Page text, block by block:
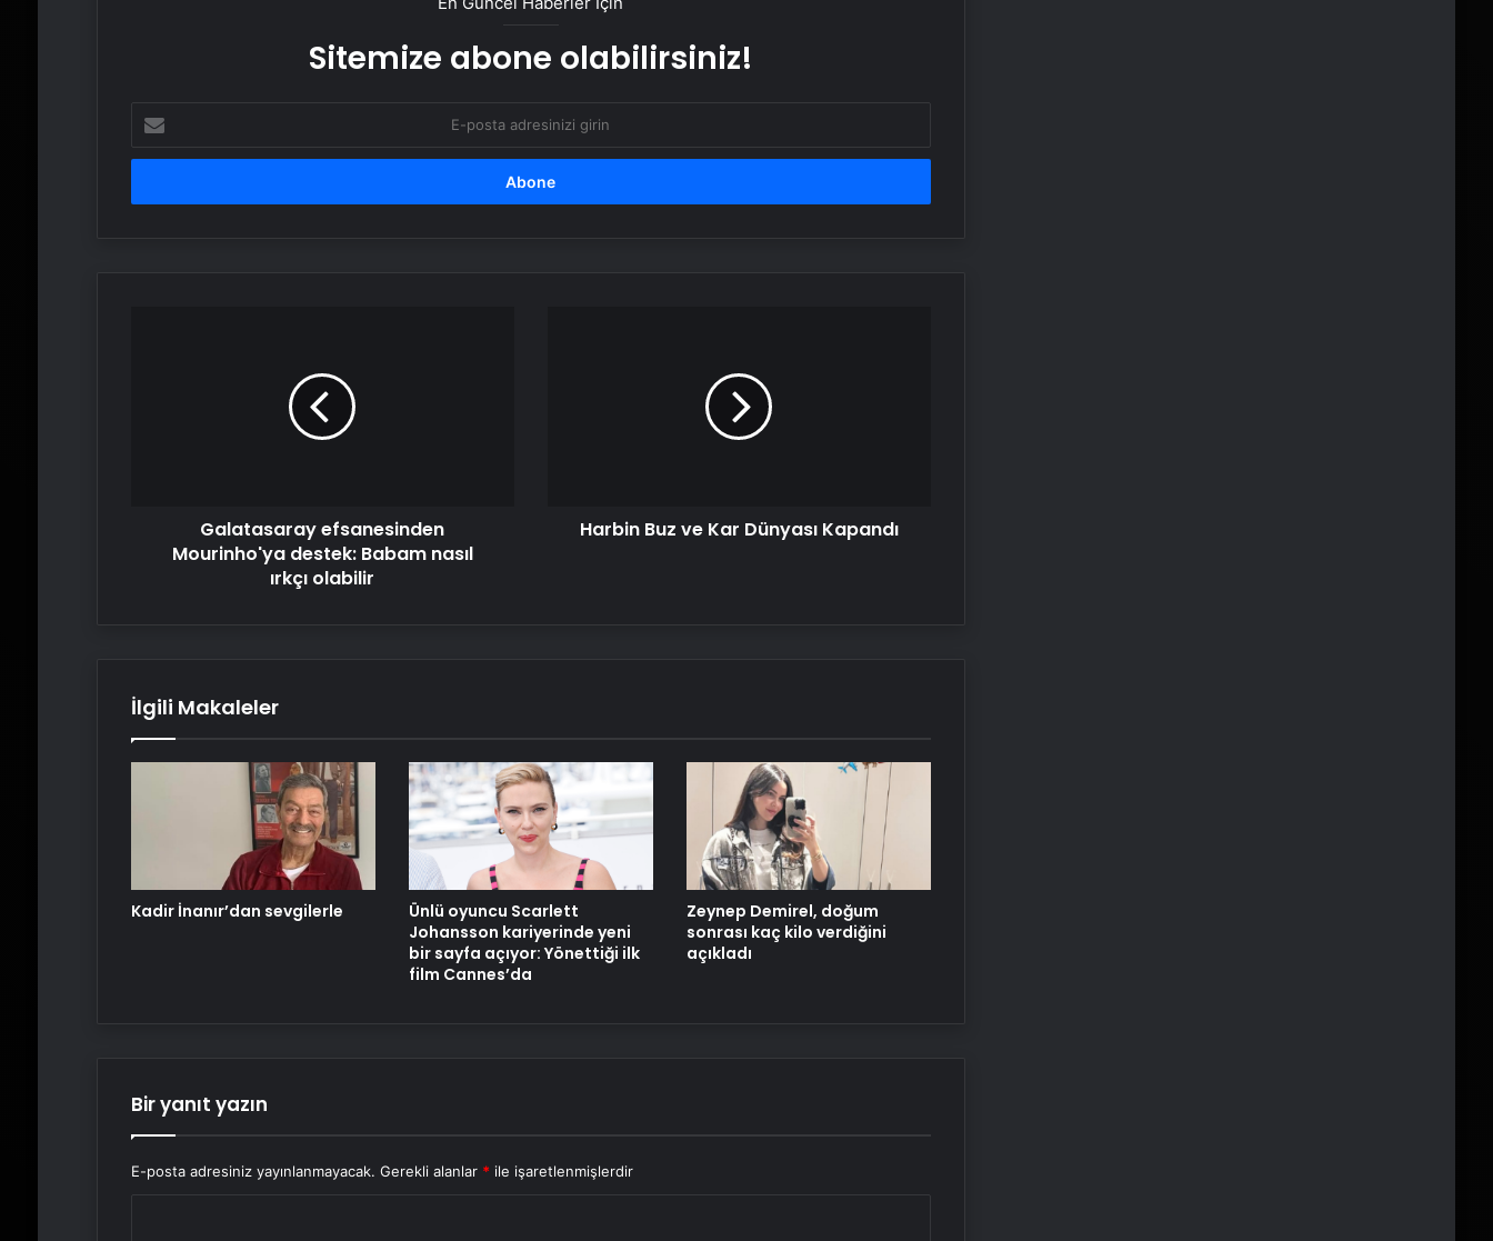
UETDS Nedir ? Uetds.com İle Akıllı
Datahost İle Güvenilir Sunucu
Süper Lig’dir
Sitemize abone olabilirsiniz!
posta
adresinizi
Galatasaray efsanesinden
Mourinho'ya destek: Babam nasıl
ırkçı olabilir
Harbin Buz ve Kar Dünyası Kapandı
İlgili Makaleler
Kadir İnanır’dan sevgilerle
Ünlü oyuncu Scarlett
Johansson kariyerinde yeni
bir sayfa açıyor: Yönettiği ilk
film Cannes’da
Zeynep Demirel, doğum
sonrası kaç kilo verdiğini
açıkladı
Bir yanıt yazın
E-posta adresiniz yayınlanmayacak. Gerekli alanlar * ile işaretlenmişlerdir